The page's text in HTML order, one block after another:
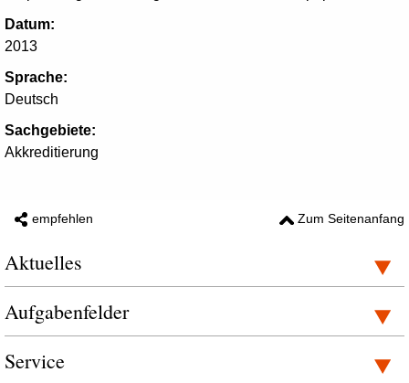
Datum:
2013
Sprache:
Deutsch
Sachgebiete:
Akkreditierung
empfehlen Zum Seitenanfang
Aktuelles
Aufgabenfelder
Service